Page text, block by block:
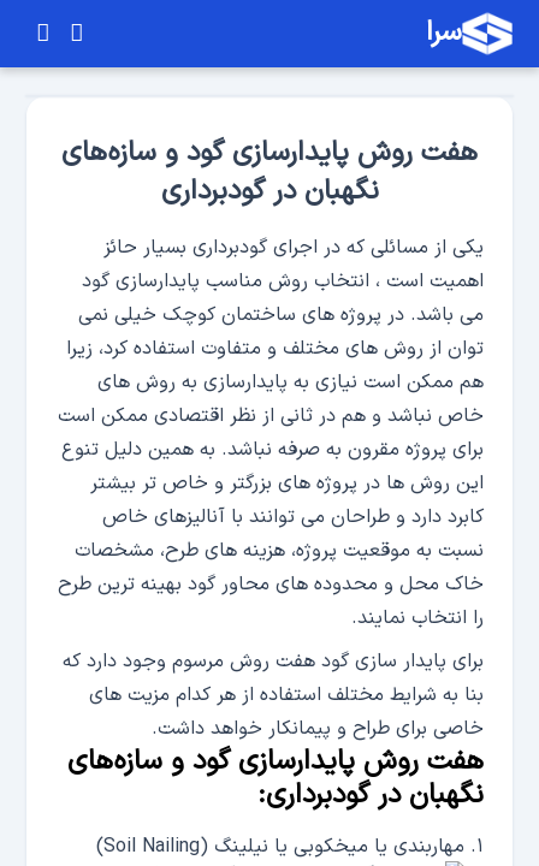
سرا
هفت روش پایدارسازی گود و سازه‌های
نگهبان در گودبرداری
یکی از مسائلی که در اجرای گودبرداری بسیار حائز
اهمیت است ، انتخاب روش مناسب پایدارسازی گود
می باشد. در پروژه های ساختمان کوچک خیلی نمی
توان از روش های مختلف و متفاوت استفاده کرد، زیرا
هم ممکن است نیازی به پایدارسازی به روش های
خاص نباشد و هم در ثانی از نظر اقتصادی ممکن است
برای پروژه مقرون به صرفه نباشد. به همین دلیل تنوع
این روش ها در پروژه های بزرگتر و خاص تر بیشتر
کابرد دارد و طراحان می توانند با آنالیزهای خاص
نسبت به موقعیت پروژه، هزینه های طرح، مشخصات
خاک محل و محدوده های محاور گود بهینه ترین طرح
را انتخاب نمایند.
برای پایدار سازی گود هفت روش مرسوم وجود دارد که
بنا به شرایط مختلف استفاده از هر کدام مزیت های
خاصی برای طراح و پیمانکار خواهد داشت.
هفت روش پایدارسازی گود و سازه‌های
نگهبان در گودبرداری:
مهاربندی یا میخکوبی یا نیلینگ (Soil Nailing
)